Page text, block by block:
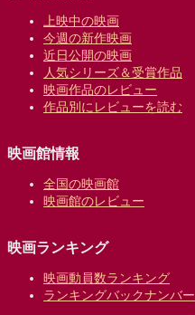
上映中の映画
今週の新作映画
近日公開の映画
人気シリーズ＆受賞作品
映画作品のレビュー
作品別にレビューを読む
映画館情報
全国の映画館
映画館のレビュー
映画ランキング
映画動員数ランキング
ランキングバックナンバー